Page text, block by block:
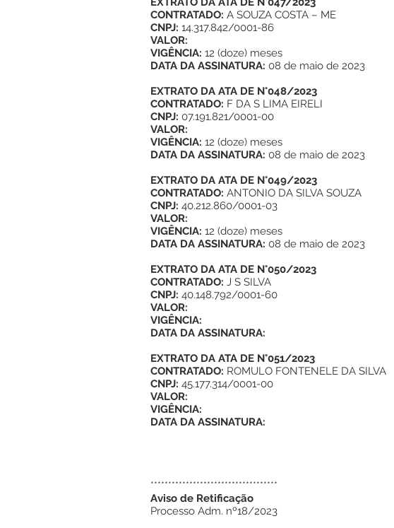
CONTRATADO: A SOUZA COSTA – ME
CNPJ: 14.317.842/0001-86
VALOR:
VIGÊNCIA: 12 (doze) meses
DATA DA ASSINATURA: 08 de maio de 2023
EXTRATO DA ATA DE N°048/2023
CONTRATADO: F DA S LIMA EIRELI
CNPJ: 07.191.821/0001-00
VALOR:
VIGÊNCIA: 12 (doze) meses
DATA DA ASSINATURA: 08 de maio de 2023
EXTRATO DA ATA DE N°049/2023
CONTRATADO: ANTONIO DA SILVA SOUZA
CNPJ: 40.212.860/0001-03
VALOR:
VIGÊNCIA: 12 (doze) meses
DATA DA ASSINATURA: 08 de maio de 2023
EXTRATO DA ATA DE N°050/2023
CONTRATADO: J S SILVA
CNPJ: 40.148.792/0001-60
VALOR:
VIGÊNCIA:
DATA DA ASSINATURA:
EXTRATO DA ATA DE N°051/2023
CONTRATADO: ROMULO FONTENELE DA SILVA
CNPJ: 45.177.314/0001-00
VALOR:
VIGÊNCIA:
DATA DA ASSINATURA:
************************************
Aviso de Retificação
Processo Adm. nº18/2023